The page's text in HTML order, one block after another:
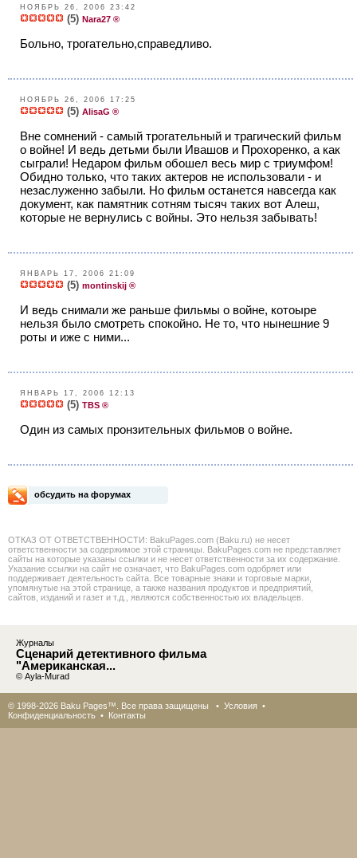
НОЯБРЬ 26, 2006 23:42
(5) Nara27 ®
Больно, трогательно,справедливо.
НОЯБРЬ 26, 2006 17:25
(5) AlisaG ®
Вне сомнений - самый трогательный и трагический фильм
о войне! И ведь детьми были Ивашов и Прохоренко, а как
сыграли! Недаром фильм обошел весь мир с триумфом!
Обидно только, что таких актеров не использовали - и
незаслуженно забыли. Но фильм останется навсегда как
документ, как памятник сотням тысяч таких вот Алеш,
которые не вернулись с войны. Это нельзя забывать!
ЯНВАРЬ 17, 2006 21:09
(5) montinskij ®
И ведь снимали же раньше фильмы о войне, котоыре
нельзя было смотреть спокойно. Не то, что нынешние 9
роты и иже с ними...
ЯНВАРЬ 17, 2006 12:13
(5) TBS ®
Один из самых пронзительных фильмов о войне.
обсудить на форумах
ОТКАЗ ОТ ОТВЕТСТВЕННОСТИ: BakuPages.com (Baku.ru) не несет
ответственности за содержимое этой страницы. BakuPages.com не представляет
сайты на которые указаны ссылки и не несет ответственности за их содержание.
Указание ссылки на сайт не означает, что BakuPages.com одобряет или
поддерживает деятельность сайта. Все товарные знаки и торговые марки,
упомянутые на этой странице, а также названия продуктов и предприятий,
сайтов, изданий и газет и т.д., являются собственностью их владельцев.
Журналы
Сценарий детективного фильма
"Американская...
© Ayla-Murad
© 1998-2026 Baku Pages™. Все права защищены • Условия •
Конфиденциальность • Контакты